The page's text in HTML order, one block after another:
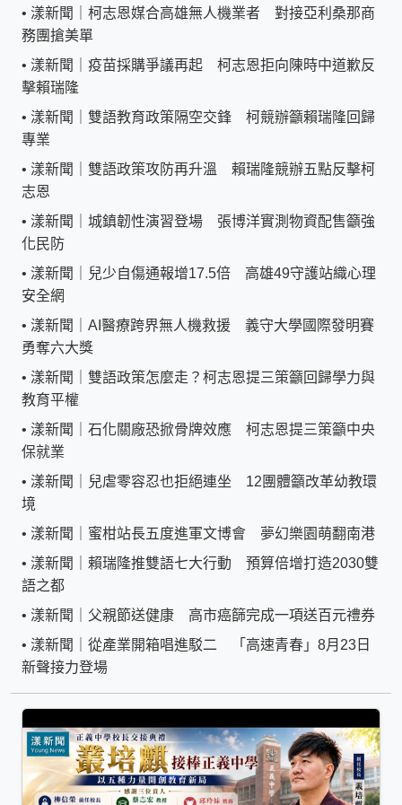
• 漾新聞｜柯志恩媒合高雄無人機業者 對接亞利桑那商
務團搶美單
• 漾新聞｜疫苗採購爭議再起 柯志恩拒向陳時中道歉反
擊賴瑞隆
• 漾新聞｜雙語教育政策隔空交鋒 柯競辦籲賴瑞隆回歸
專業
• 漾新聞｜雙語政策攻防再升溫 賴瑞隆競辦五點反擊柯
志恩
• 漾新聞｜城鎮韌性演習登場 張博洋實測物資配售籲強
化民防
• 漾新聞｜兒少自傷通報增17.5倍 高雄49守護站織心理
安全網
• 漾新聞｜AI醫療跨界無人機救援 義守大學國際發明賽
勇奪六大獎
• 漾新聞｜雙語政策怎麼走？柯志恩提三策籲回歸學力與
教育平權
• 漾新聞｜石化關廠恐掀骨牌效應 柯志恩提三策籲中央
保就業
• 漾新聞｜兒虐零容忍也拒絕連坐 12團體籲改革幼教環
境
• 漾新聞｜蜜柑站長五度進軍文博會 夢幻樂園萌翻南港
• 漾新聞｜賴瑞隆推雙語七大行動 預算倍增打造2030雙
語之都
• 漾新聞｜父親節送健康 高市癌篩完成一項送百元禮券
• 漾新聞｜從產業開箱唱進駁二 「高速青春」8月23日
新聲接力登場